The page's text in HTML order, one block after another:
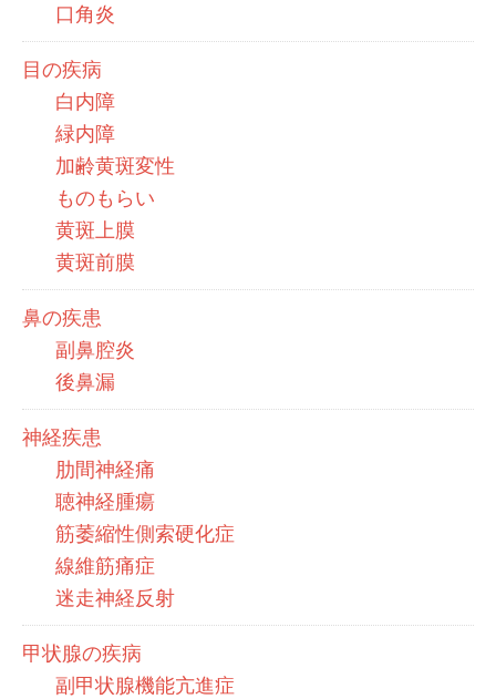
口角炎
目の疾病
白内障
緑内障
加齢黄斑変性
ものもらい
黄斑上膜
黄斑前膜
鼻の疾患
副鼻腔炎
後鼻漏
神経疾患
肋間神経痛
聴神経腫瘍
筋萎縮性側索硬化症
線維筋痛症
迷走神経反射
甲状腺の疾病
副甲状腺機能亢進症